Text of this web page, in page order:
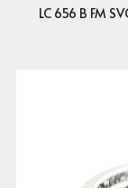
LC 656 B FM